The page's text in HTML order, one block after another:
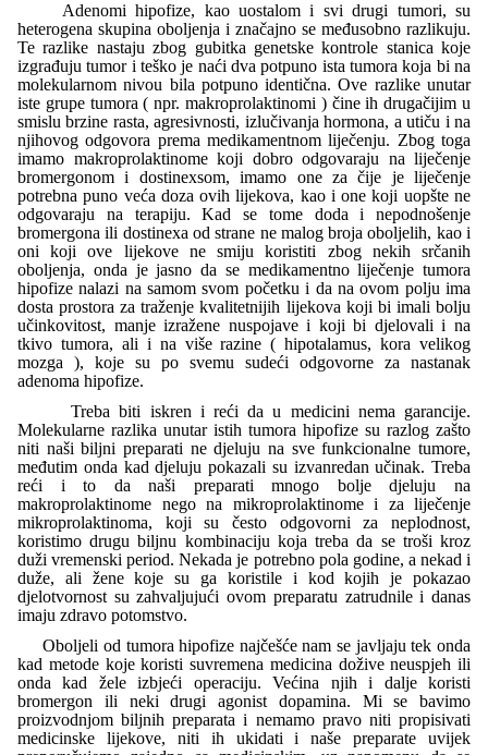
Adenomi hipofize, kao uostalom i svi drugi tumori, su
heterogena skupina oboljenja i značajno se međusobno razlikuju.
Te razlike nastaju zbog gubitka genetske kontrole stanica koje
izgrađuju tumor i teško je naći dva potpuno ista tumora koja bi na
molekularnom nivou bila potpuno identična. Ove razlike unutar
iste grupe tumora ( npr. makroprolaktinomi ) čine ih drugačijim u
smislu brzine rasta, agresivnosti, izlučivanja hormona, a utiču i na
njihovog odgovora prema medikamentnom liječenju. Zbog toga
imamo makroprolaktinome koji dobro odgovaraju na liječenje
bromergonom i dostinexsom, imamo one za čije je liječenje
potrebna puno veća doza ovih lijekova, kao i one koji uopšte ne
odgovaraju na terapiju. Kad se tome doda i nepodnošenje
bromergona ili dostinexa od strane ne malog broja oboljelih, kao i
oni koji ove lijekove ne smiju koristiti zbog nekih srčanih
oboljenja, onda je jasno da se medikamentno liječenje tumora
hipofize nalazi na samom svom početku i da na ovom polju ima
dosta prostora za traženje kvalitetnijih lijekova koji bi imali bolju
učinkovitost, manje izražene nuspojave i koji bi djelovali i na
tkivo tumora, ali i na više razine ( hipotalamus, kora velikog
mozga ), koje su po svemu sudeći odgovorne za nastanak
adenoma hipofize.
Treba biti iskren i reći da u medicini nema garancije.
Molekularne razlika unutar istih tumora hipofize su razlog zašto
niti naši biljni preparati ne djeluju na sve funkcionalne tumore,
međutim onda kad djeluju pokazali su izvanredan učinak. Treba
reći i to da naši preparati mnogo bolje djeluju na
makroprolaktinome nego na mikroprolaktinome i za liječenje
mikroprolaktinoma, koji su često odgovorni za neplodnost,
koristimo drugu biljnu kombinaciju koja treba da se troši kroz
duži vremenski period. Nekada je potrebno pola godine, a nekad i
duže, ali žene koje su ga koristile i kod kojih je pokazao
djelotvornost su zahvaljujući ovom preparatu zatrudnile i danas
imaju zdravo potomstvo.
Oboljeli od tumora hipofize najčešće nam se javljaju tek onda
kad metode koje koristi suvremena medicina dožive neuspjeh ili
onda kad žele izbjeći operaciju. Većina njih i dalje koristi
bromergon ili neki drugi agonist dopamina. Mi se bavimo
proizvodnjom biljnih preparata i nemamo pravo niti propisivati
medicinske lijekove, niti ih ukidati i naše preparate uvijek